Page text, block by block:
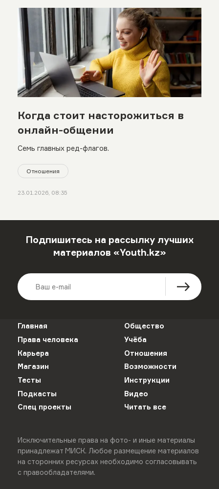
Когда стоит насторожиться в
онлайн-общении
Семь главных ред-флагов.
Отношения
23.01.2026, 08:35
Подпишитесь на рассылку лучших
материалов «Youth.kz»
Главная
Общество
Права человека
Учёба
Карьера
Отношения
Магазин
Возможности
Тесты
Инструкции
Подкасты
Видео
Спец проекты
Читать все
Исключительные права на фото- и иные материалы
принадлежат МИСК. Любое размещение материалов
на сторонних ресурсах необходимо согласовывать
с правообладателями.